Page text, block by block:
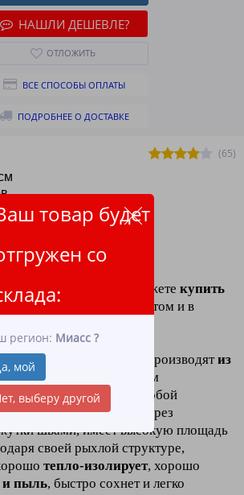
товар будет
со
регион: Миасс ?
мой
выберу другой
(65)
НАШЛИ ДЕШЕВЛЕ?
ОТЛОЖИТЬ
ВСЕ СПОСОБЫ ОПЛАТЫ
ПОДРОБНЕЕ О ДОСТАВКЕ
(0)
"ЛидерТекс" вы можете купить
(хпп) белое
оптом и в
ценам
полотно (ХПП) производятиз
сырья
с минимальным
оно представляет собой
волокон, скреплённый через
швами, имеет высокую площадь
своей рыхлой структуре,
тепло-изолирует, хорошо
и пыль, быстро сохнет и легко